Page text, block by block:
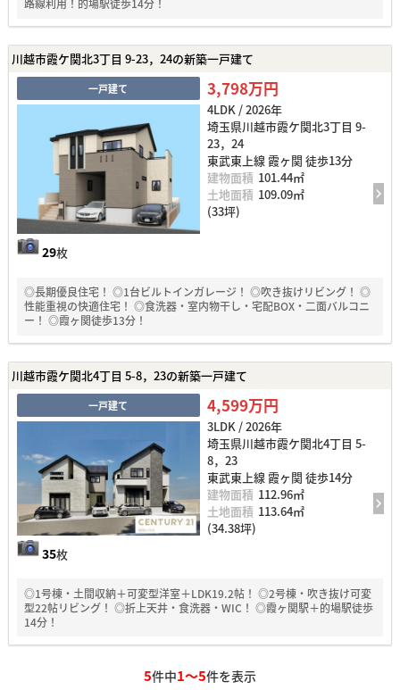
路線利用！的場駅徒歩14分！
川越市霞ケ関北3丁目 9-23，24の新築一戸建て
一戸建て
29枚
3,798万円
4LDK / 2026年
埼玉県川越市霞ケ関北3丁目 9-
23，24
東武東上線 霞ヶ関 徒歩13分
建物面積 101.44㎡
土地面積 109.09㎡
(33坪)
◎長期優良住宅！ ◎1台ビルトインガレージ！ ◎吹き抜けリビング！ ◎
性能重視の快適住宅！ ◎食洗器・室内物干し・宅配BOX・二面バルコニ
ー！ ◎霞ヶ関徒歩13分！
川越市霞ケ関北4丁目 5-8，23の新築一戸建て
一戸建て
35枚
4,599万円
3LDK / 2026年
埼玉県川越市霞ケ関北4丁目 5-
8，23
東武東上線 霞ヶ関 徒歩14分
建物面積 112.96㎡
土地面積 113.64㎡
(34.38坪)
◎1号棟・土間収納＋可変型洋室＋LDK19.2帖！ ◎2号棟・吹き抜け可変
型22帖リビング！ ◎折上天井・食洗器・WIC！ ◎霞ヶ関駅＋的場駅徒歩
14分！
5件中1～5件を表示